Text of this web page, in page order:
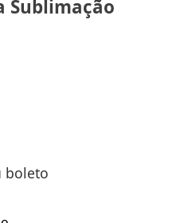
Sublimação
boleto